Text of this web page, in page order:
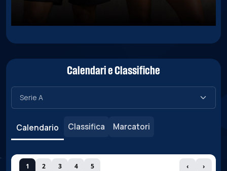
Calendari e Classifiche
Calendario Classifica Marcatori
1 2 3 4 5 ‹ ›